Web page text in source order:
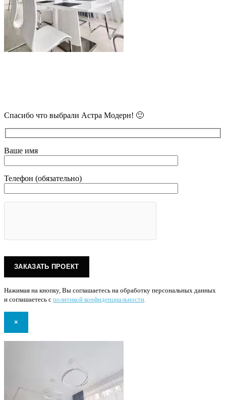
Спасибо что выбрали Астра Модерн! 🙂
Ваше имя
Телефон (обязательно)
Нажимая на кнопку, Вы соглашаетесь на обработку персональных данных
и соглашаетесь с политикой конфиденциальности
×